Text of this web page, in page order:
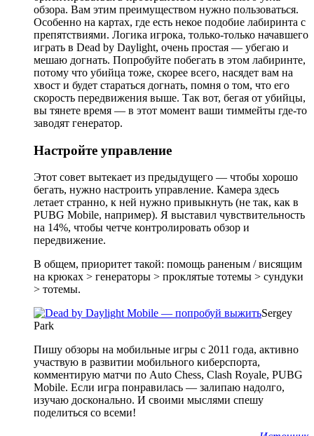
обзора. Вам этим преимуществом нужно пользоваться.
Особенно на картах, где есть некое подобие лабиринта с
препятствиями. Логика игрока, только-только начавшего
играть в Dead by Daylight, очень простая — убегаю и
мешаю догнать. Попробуйте побегать в этом лабиринте,
потому что убийца тоже, скорее всего, насядет вам на
хвост и будет стараться догнать, помня о том, что его
скорость передвижения выше. Так вот, бегая от убийцы,
вы тянете время — в этот момент ваши тиммейты где-то
заводят генератор.
Настройте управление
Этот совет вытекает из предыдущего — чтобы хорошо
бегать, нужно настроить управление. Камера здесь
летает странно, к ней нужно привыкнуть (не так, как в
PUBG Mobile, например). Я выставил чувствительность
на 14%, чтобы четче контролировать обзор и
передвижение.
В общем, приоритет такой: помощь раненым / висящим
на крюках > генераторы > проклятые тотемы > сундуки
> тотемы.
Sergey
Park
Пишу обзоры на мобильные игры с 2011 года, активно
участвую в развитии мобильного киберспорта,
комментирую матчи по Auto Chess, Clash Royale, PUBG
Mobile. Если игра понравилась — залипаю надолго,
изучаю досконально. И своими мыслями спешу
поделиться со всеми!